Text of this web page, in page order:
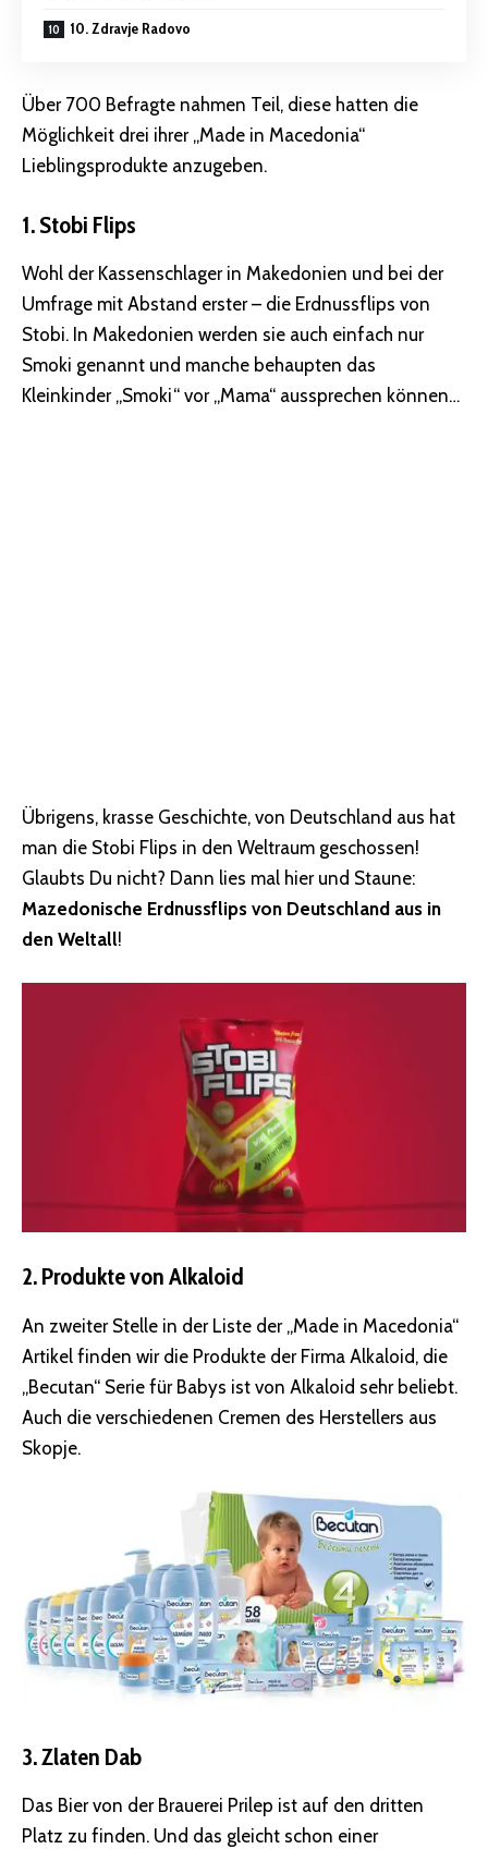
10. Zdravje Radovo
Über 700 Befragte nahmen Teil, diese hatten die
Möglichkeit drei ihrer „Made in Macedonia“
Lieblingsprodukte anzugeben.
1. Stobi Flips
Wohl der Kassenschlager in Makedonien und bei der
Umfrage mit Abstand erster – die Erdnussflips von
Stobi. In Makedonien werden sie auch einfach nur
Smoki genannt und manche behaupten das
Kleinkinder „Smoki“ vor „Mama“ aussprechen können…
Übrigens, krasse Geschichte, von Deutschland aus hat
man die Stobi Flips in den Weltraum geschossen!
Glaubts Du nicht? Dann lies mal hier und Staune:
Mazedonische Erdnussflips von Deutschland aus in
den Weltall!
2. Produkte von Alkaloid
An zweiter Stelle in der Liste der „Made in Macedonia“
Artikel finden wir die Produkte der Firma Alkaloid, die
„Becutan“ Serie für Babys ist von Alkaloid sehr beliebt.
Auch die verschiedenen Cremen des Herstellers aus
Skopje.
3. Zlaten Dab
Das Bier von der Brauerei Prilep ist auf den dritten
Platz zu finden. Und das gleicht schon einer